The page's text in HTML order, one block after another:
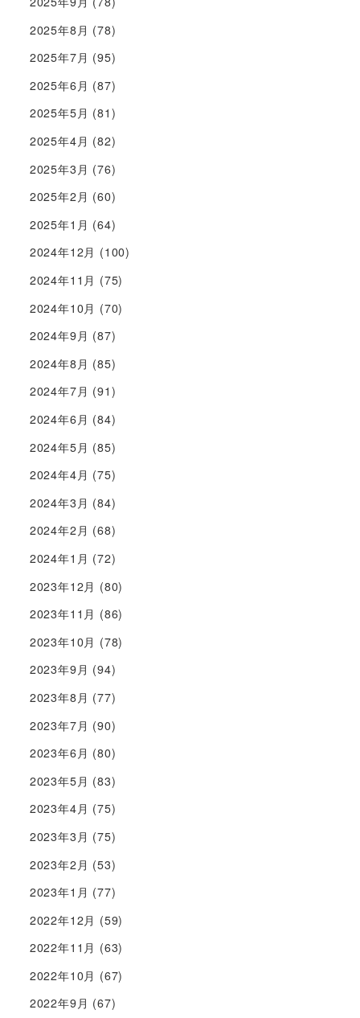
2025年8月 (78)
2025年7月 (95)
2025年6月 (87)
2025年5月 (81)
2025年4月 (82)
2025年3月 (76)
2025年2月 (60)
2025年1月 (64)
2024年12月 (100)
2024年11月 (75)
2024年10月 (70)
2024年9月 (87)
2024年8月 (85)
2024年7月 (91)
2024年6月 (84)
2024年5月 (85)
2024年4月 (75)
2024年3月 (84)
2024年2月 (68)
2024年1月 (72)
2023年12月 (80)
2023年11月 (86)
2023年10月 (78)
2023年9月 (94)
2023年8月 (77)
2023年7月 (90)
2023年6月 (80)
2023年5月 (83)
2023年4月 (75)
2023年3月 (75)
2023年2月 (53)
2023年1月 (77)
2022年12月 (59)
2022年11月 (63)
2022年10月 (67)
2022年9月 (67)